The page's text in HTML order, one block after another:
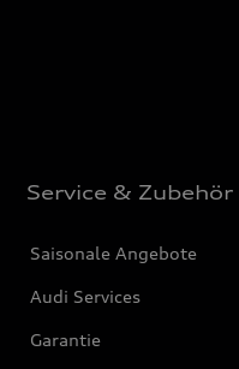
Service & Zubehör
Saisonale Angebote
Audi Services
Garantie